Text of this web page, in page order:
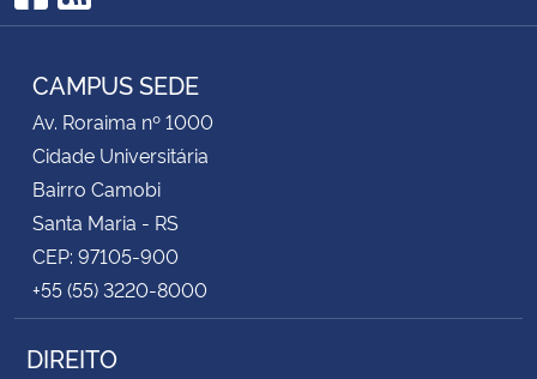
Facebook
RSS
CAMPUS SEDE
Av. Roraima nº 1000
Cidade Universitária
Bairro Camobi
Santa Maria - RS
CEP: 97105-900
+55 (55) 3220-8000
DIREITO